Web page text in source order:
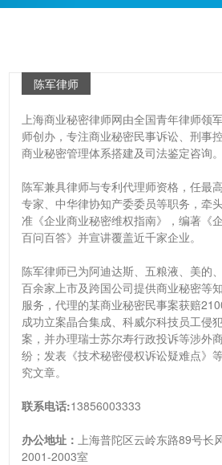
陈军律师
上海商业秘密律师网由全国青年律师领
师创办，专注商业秘密民事诉讼、刑事控
商业秘密管理体系搭建及司法鉴定咨询。
陈军兼具律师与专利代理师资格，任最
专家、中华律协知产委委员等职务，牵
准《企业商业秘密维权指南》，编著《
百问百答》并宣讲覆盖近千家企业。
陈军律师已为阿迪达斯、五粮液、美的
百余家上市及跨国公司提供商业秘密等
服务，代理的某商业秘密民事案获赔
成功立案晶合集成、科威尔科技员工侵
案，并办理瑞士苏尔寿行政投诉等涉外
纷；发表《技术秘密侵权诉讼疑难点》
究文章。
联系电话:13856003333
办公地址： 上海普陀区云岭东路89号长
2001-2003室